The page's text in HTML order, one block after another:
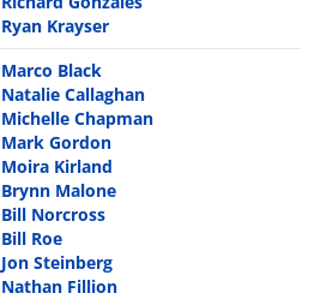
Ryan Krayser
Marco Black
Natalie Callaghan
Michelle Chapman
Mark Gordon
Moira Kirland
Brynn Malone
Bill Norcross
Bill Roe
Jon Steinberg
Nathan Fillion